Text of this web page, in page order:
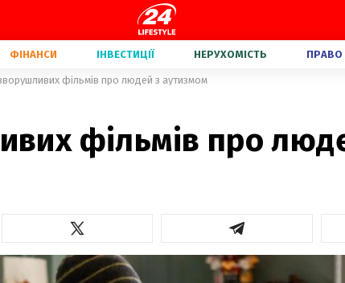
ФІНАНСИ ІНВЕСТИЦІЇ НЕРУХОМІСТЬ ПРАВО
фільмів про людей з аутизмом
фільмів про